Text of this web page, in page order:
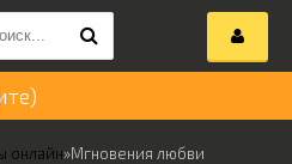
онлайн»Мгновения любви